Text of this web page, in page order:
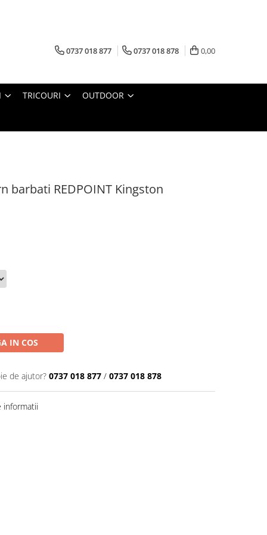
0737 018 877 0737 018 878 0,00
TRICOURI OUTDOOR
barbati REDPOINT Kingston
IN COS
de ajutor? 0737 018 877 / 0737 018 878
informatii